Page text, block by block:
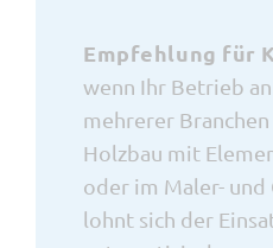
Empfehlung für
wenn Ihr Betrieb
mehrerer
Holzbau mit
oder im Maler- und
lohnt sich der